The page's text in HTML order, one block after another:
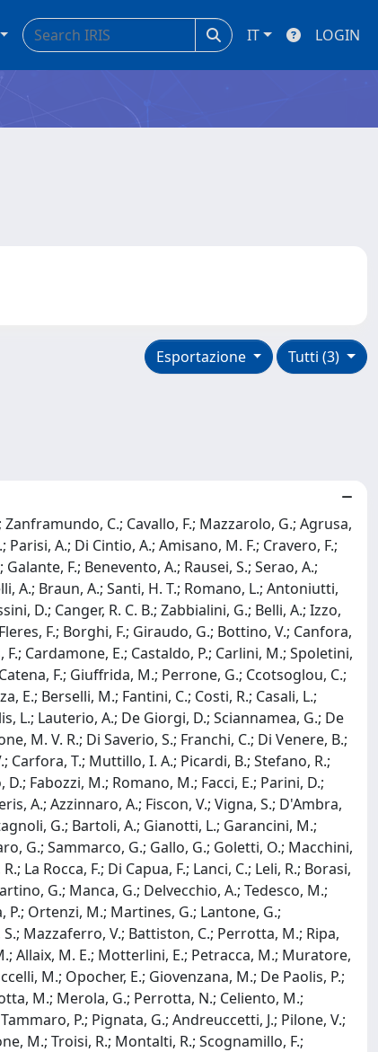
IT LOGIN
Tutti (3)
Esportazione
C.; Cavallo, F.; Mazzarolo, G.; Agrusa,
A.; Di Cintio, A.; Amisano, M. F.; Cravero, F.;
F.; Benevento, A.; Rausei, S.; Serao, A.;
A.; Braun, A.; Santi, H. T.; Romano, L.; Antoniutti,
D.; Canger, R. C. B.; Zabbialini, G.; Belli, A.; Izzo,
F.; Borghi, F.; Giraudo, G.; Bottino, V.; Canfora,
Cardamone, E.; Castaldo, P.; Carlini, M.; Spoletini,
F.; Giuffrida, M.; Perrone, G.; Ccotsoglou, C.;
E.; Berselli, M.; Fantini, C.; Costi, R.; Casali, L.;
L.; Lauterio, A.; De Giorgi, D.; Sciannamea, G.; De
M. V. R.; Di Saverio, S.; Franchi, C.; Di Venere, B.;
Carfora, T.; Muttillo, I. A.; Picardi, B.; Stefano, R.;
Fabozzi, M.; Romano, M.; Facci, E.; Parini, D.;
A.; Azzinnaro, A.; Fiscon, V.; Vigna, S.; D'Ambra,
G.; Bartoli, A.; Gianotti, L.; Garancini, M.;
G.; Sammarco, G.; Gallo, G.; Goletti, O.; Macchini,
La Rocca, F.; Di Capua, F.; Lanci, C.; Leli, R.; Borasi,
G.; Manca, G.; Delvecchio, A.; Tedesco, M.;
Ortenzi, M.; Martines, G.; Lantone, G.;
Mazzaferro, V.; Battiston, C.; Perrotta, M.; Ripa,
Allaix, M. E.; Motterlini, E.; Petracca, M.; Muratore,
M.; Opocher, E.; Giovenzana, M.; De Paolis, P.;
M.; Merola, G.; Perrotta, N.; Celiento, M.;
P.; Pignata, G.; Andreuccetti, J.; Pilone, V.;
M.; Troisi, R.; Montalti, R.; Scognamillo, F.;